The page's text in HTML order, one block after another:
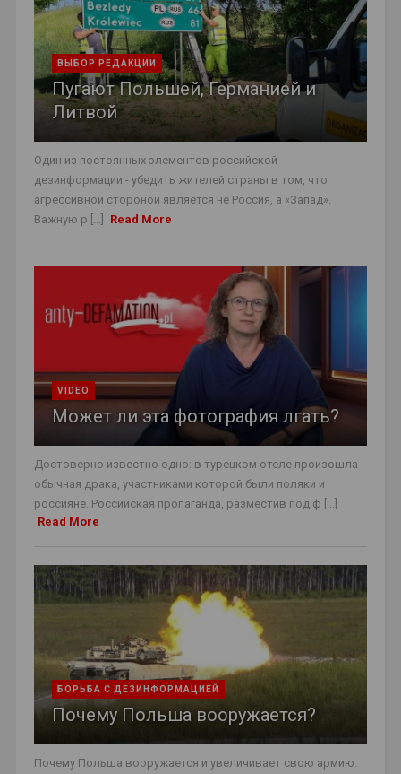
ВЫБОР РЕДАКЦИИ
Пугают Польшей, Германией и
Литвой
Один из постоянных элементов российской
дезинформации - убедить жителей страны в том, что
агрессивной стороной является не Россия, а «Запад».
Важную р [...]
Read More
VIDEO
Может ли эта фотография лгать?
Достоверно известно одно: в турецком отеле произошла
обычная драка, участниками которой были поляки и
россияне. Российская пропаганда, разместив под ф [...]
Read More
БОРЬБА С ДЕЗИНФОРМАЦИЕЙ
Почему Польша вооружается?
Почему Польша вооружается и увеличивает свою армию.